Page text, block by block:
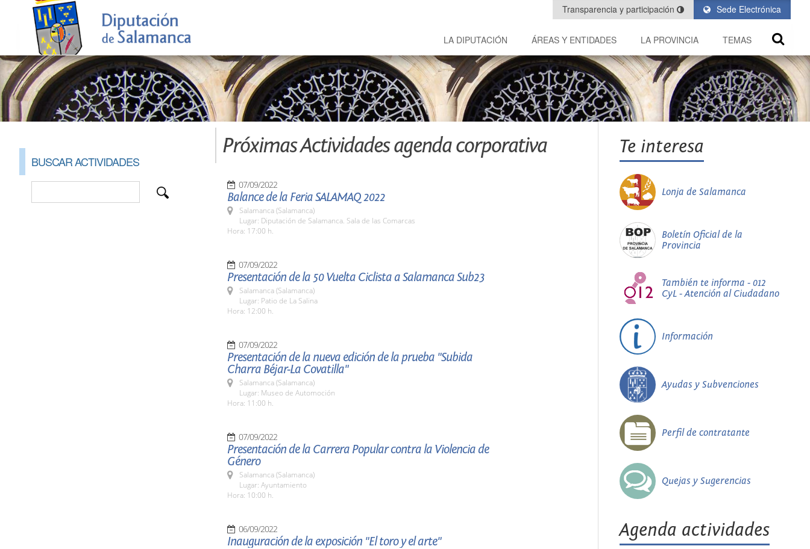
Sede Electrónica
Transparencia y participación
LA DIPUTACIÓN ÁREAS Y ENTIDADES LA PROVINCIA TEMAS
BUSCAR ACTIVIDADES
Próximas Actividades agenda corporativa
07/09/2022
Balance de la Feria SALAMAQ 2022
Salamanca (Salamanca)
Lugar: Diputación de Salamanca. Sala de las Comarcas
Hora: 17:00 h.
07/09/2022
Presentación de la 50 Vuelta Ciclista a Salamanca Sub23
Salamanca (Salamanca)
Lugar: Patio de La Salina
Hora: 12:00 h.
07/09/2022
Presentación de la nueva edición de la prueba "Subida
Charra Béjar-La Covatilla"
Salamanca (Salamanca)
Lugar: Museo de Automoción
Hora: 11:00 h.
07/09/2022
Presentación de la Carrera Popular contra la Violencia de
Género
Salamanca (Salamanca)
Lugar: Ayuntamiento
Hora: 10:00 h.
06/09/2022
Inauguración de la exposición "El toro y el arte"
Te interesa
Lonja de Salamanca
Boletín Oficial de la
Provincia
También te informa - 012
CyL - Atención al Ciudadano
Información
Ayudas y Subvenciones
Perfil de contratante
Quejas y Sugerencias
Agenda actividades